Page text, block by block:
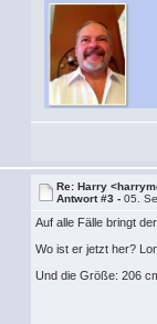
Re: Harry
Antwort #3 -05.
Auf alle Fälle bringt
Wo ist er jetzt her?
Und die Größe: 206